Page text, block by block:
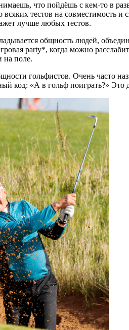
что пойдёшь с кем-то в
всяких тестов на совместимость и
лучше любых тестов.
общность людей,
party*, когда можно
на поле.
гольфистов. Очень часто
код: «А в гольф поиграть?» Это